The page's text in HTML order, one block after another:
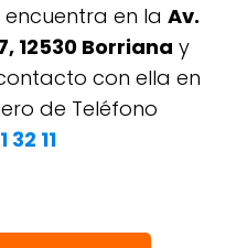
encuentra en la Av.
12530 Borriana y
con ella en
de Teléfono
32 11